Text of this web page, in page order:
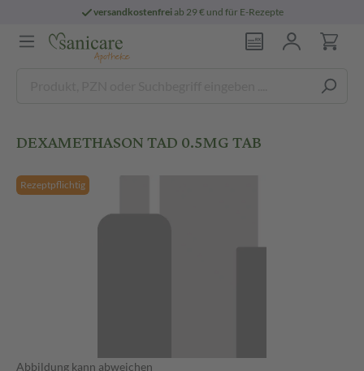
versandkostenfreiab 29 € und für E-Rezepte
DEXAMETHASON TAD 0.5MG TAB
Rezeptpflichtig
Abbildung kann abweichen